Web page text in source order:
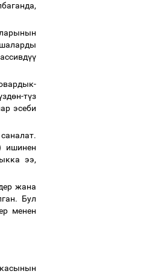
үү
здөн-түз
эсеби
ишинен
ээ,
жана
Бул
менен